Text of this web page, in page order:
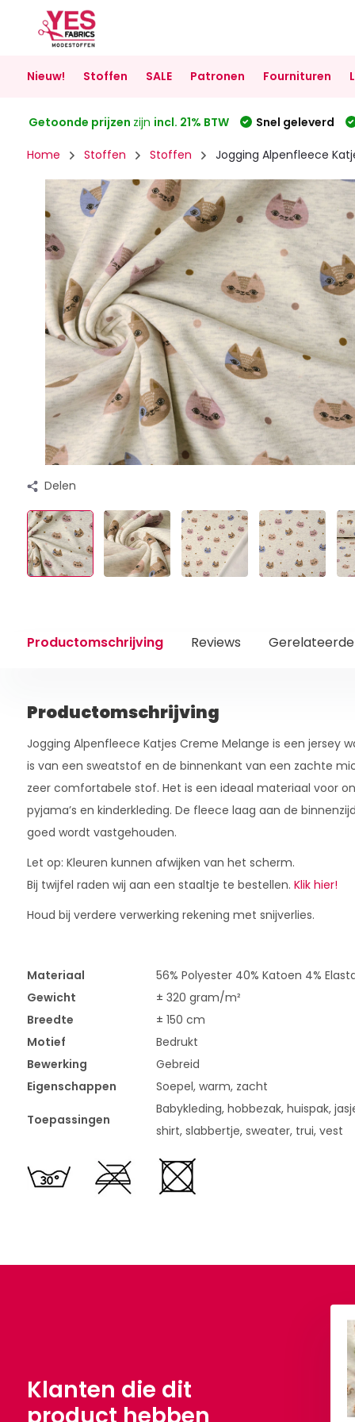
Nieuw! Stoffen SALE Patronen Fournituren
Getoonde prijzen zijn incl. 21% BTW Snel geleverd
Home Stoffen Stoffen Jogging Alpenfleece
Delen
Productomschrijving Reviews
Productomschrijving
Jogging Alpenfleece Katjes Creme Melange is een jersey
is van een sweatstof en de binnenkant van een zachte
zeer comfortabele stof. Het is een ideaal materiaal voor
pyjama’s en kinderkleding. De fleece laag aan de
goed wordt vastgehouden.
Let op: Kleuren kunnen afwijken van het scherm.
Bij twijfel raden wij aan een staaltje te bestellen. Klik hier!
Houd bij verdere verwerking rekening met snijverlies.
Materiaal
56% Polyester 40% Katoen 4%
Gewicht
± 320 gram/m²
Breedte
± 150 cm
Motief
Bedrukt
Bewerking
Gebreid
Eigenschappen
Soepel, warm, zacht
Toepassingen
Babykleding, hobbezak, huispak,
shirt, slabbertje, sweater, trui, vest
Klanten die dit
product hebben